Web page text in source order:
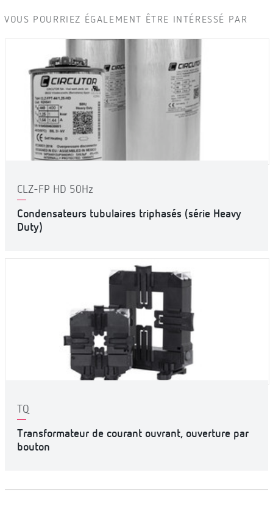
VOUS POURRIEZ ÉGALEMENT ÊTRE INTÉRESSÉ PAR
CLZ-FP HD 50Hz
Condensateurs tubulaires triphasés (série Heavy
Duty)
TQ
Transformateur de courant ouvrant, ouverture par
bouton